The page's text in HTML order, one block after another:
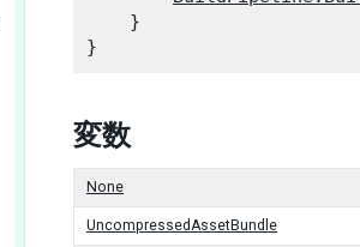
    }
変数
None
UncompressedAssetBundle